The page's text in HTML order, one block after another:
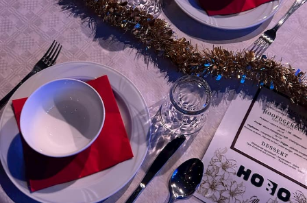
Projets
Actualités
Infos visiteurs
AB ❤ you